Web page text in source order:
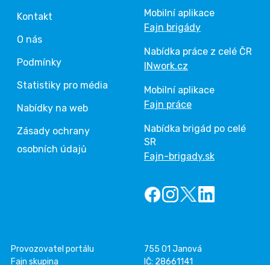
Kontakt
O nás
Podmínky
Statistiky pro média
Nabídky na web
Zásady ochrany
osobních údajů
Mobilní aplikace
Fajn brigády
Nabídka práce z celé ČR
INwork.cz
Mobilní aplikace
Fajn práce
Nabídka brigád po celé
SR
Fajn-brigady.sk
Provozovatel portálu
Fajn skupina
755 01 Janová
IČ: 28661141